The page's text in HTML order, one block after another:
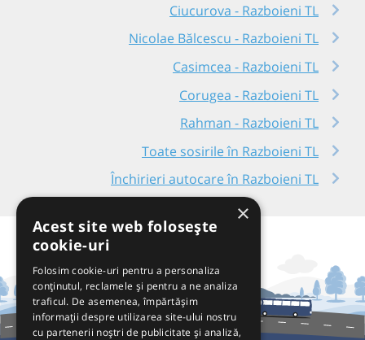
Ciucurova - Razboieni TL
Nicolae Bălcescu - Razboieni TL
Casimcea - Razboieni TL
Corugea - Razboieni TL
Rahman - Razboieni TL
Toate sosirile în Razboieni TL
Închirieri autocare în Razboieni TL
×
Acest site web folosește
cookie-uri
Folosim cookie-uri pentru a personaliza
conținutul, reclamele și pentru a ne analiza
traficul. De asemenea, împărtășim
informații despre utilizarea site-ului nostru
cu partenerii noștri de publicitate și analiză,